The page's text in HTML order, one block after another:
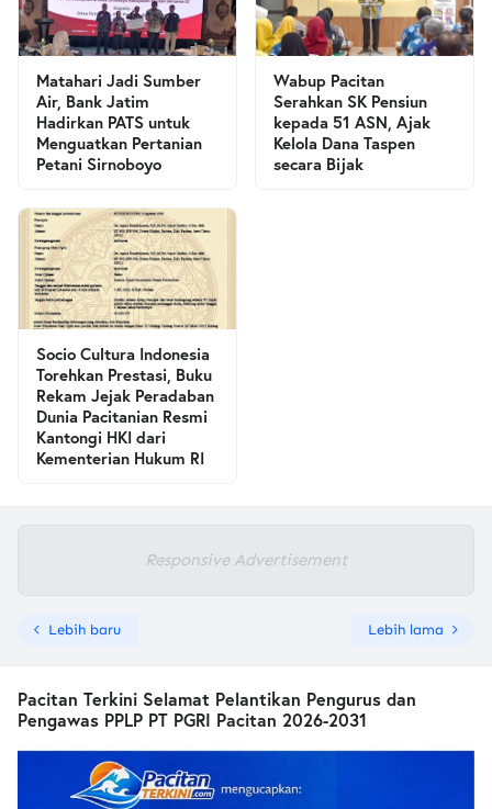
Matahari Jadi Sumber
Air, Bank Jatim
Hadirkan PATS untuk
Menguatkan Pertanian
Petani Sirnoboyo
Wabup Pacitan
Serahkan SK Pensiun
kepada 51 ASN, Ajak
Kelola Dana Taspen
secara Bijak
Socio Cultura Indonesia
Torehkan Prestasi, Buku
Rekam Jejak Peradaban
Dunia Pacitanian Resmi
Kantongi HKI dari
Kementerian Hukum RI
Responsive Advertisement
Lebih baru Lebih lama
Pacitan Terkini Selamat Pelantikan Pengurus dan
Pengawas PPLP PT PGRI Pacitan 2026-2031